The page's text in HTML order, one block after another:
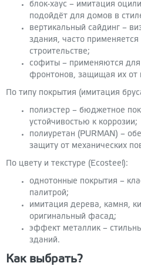
блок-хаус – имитация
подойдёт для домов в
вертикальный сайдинг –
здания, часто
строительстве;
софиты – применяются
фронтонов, защищая их от
По типу покрытия (имитация
полиэстер – бюджетное
устойчивостью к коррозии;
полиуретан (PURMAN) –
защиту от механических
По цвету и текстуре (Ecosteel):
однотонные покрытия –
палитрой;
имитация дерева, камня,
оригинальный фасад;
эффект металлик –
зданий.
Как выбрать?